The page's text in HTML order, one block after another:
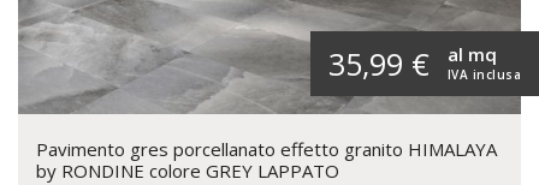
35,99 € IVA inclusa
al mq
Pavimento gres porcellanato effetto granito HIMALAYA
by RONDINE colore GREY LAPPATO